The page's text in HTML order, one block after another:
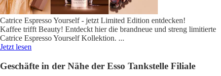
Catrice Espresso Yourself - jetzt Limited Edition entdecken!
Kaffee trifft Beauty! Entdeckt hier die brandneue und streng limitierte
Catrice Espresso Yourself Kollektion. ...
Jetzt lesen
Geschäfte in der Nähe der Esso Tankstelle Filiale